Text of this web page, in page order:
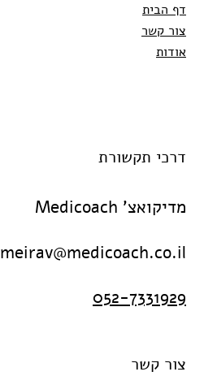
דף הבית
צור קשר
אודות
דרכי תקשורת
מדיקואצ' Medicoach
meirav@medicoach.co.il
052-7331929
צור קשר